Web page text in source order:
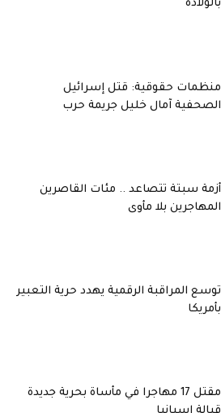
بالولادة
منظمات حقوقية: قتل إسرائيل
الصحفية آمال خليل جريمة حرب
أزمة سبتة تتصاعد .. مئات القاصرين
المهاجرين بلا مأوى
توسع المراقبة الرقمية يهدد حرية التعبير
بأمريكا
مقتل 17 مهاجرا في مأساة بحرية جديدة